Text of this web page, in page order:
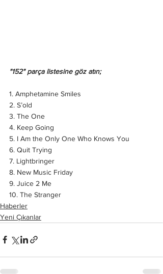
"152" parça listesine göz atın;
1. Amphetamine Smiles
2. S’old
3. The One
4. Keep Going
5. I Am the Only One Who Knows You
6. Quit Trying
7. Lightbringer
8. New Music Friday
9. Juice 2 Me
10. The Stranger
Haberler
Yeni Çıkanlar